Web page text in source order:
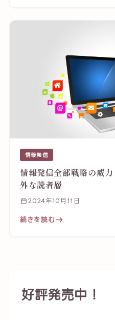
情報発信
情報発信全部戦略の威
外な読者層
2024年10月11日
続きを読む
好評発売中！